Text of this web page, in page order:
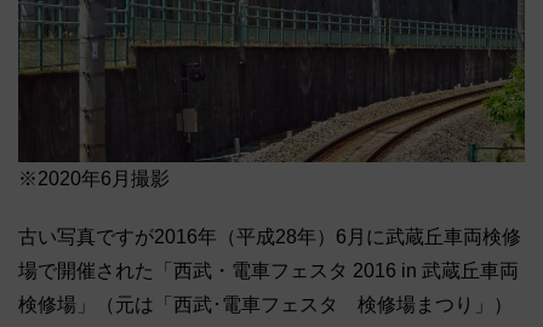
※2020年6月撮影
古い写真ですが2016年（平成28年）6月に武蔵丘車両検修
場で開催された「西武・電車フェスタ 2016 in 武蔵丘車両
検修場」（元は「西武･電車フェスタ 検修場まつり」）